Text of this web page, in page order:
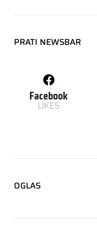
PRATI NEWSBAR
Facebook
LIKES
OGLAS